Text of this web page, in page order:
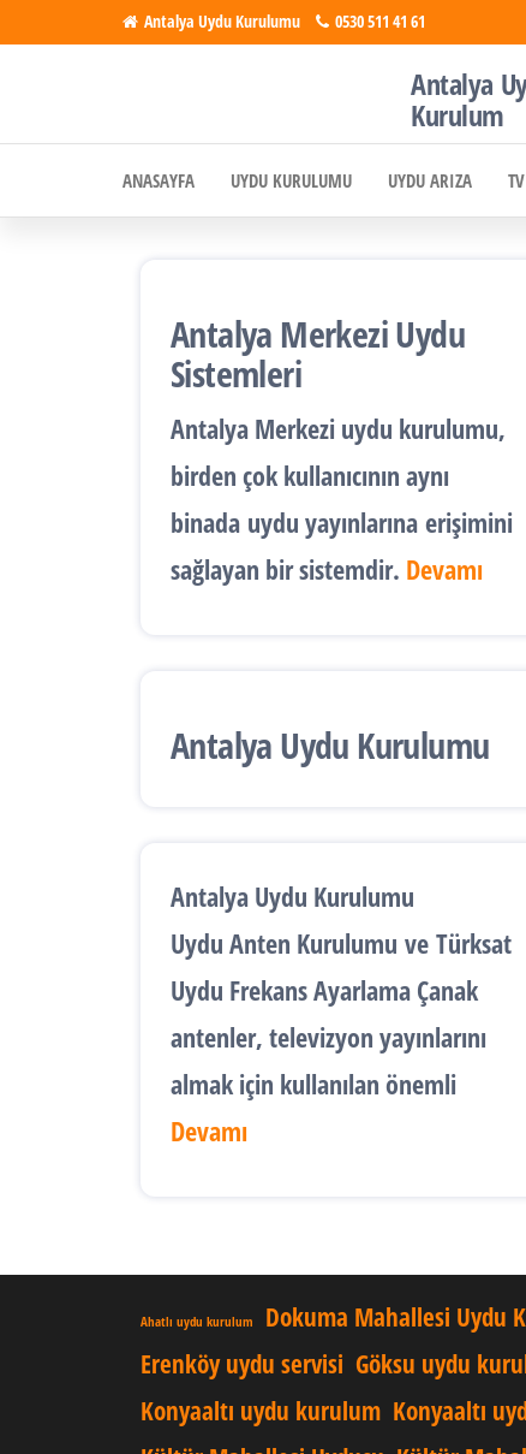
Antalya Uydu Kurulumu 0530 511 41 61
Uydu
Kurulumu
Kurulumu
Antalya
Kurulum
ANASAYFA UYDU KURULUMU UYDU ARIZA
Antalya Merkezi Uydu
Sistemleri
Antalya Merkezi uydu kurulumu,
birden çok kullanıcının aynı
binada uydu yayınlarına erişimini
sağlayan bir sistemdir. Devamı
Antalya Uydu Kurulumu
Antalya Uydu Kurulumu
Uydu Anten Kurulumu ve Türksat
Uydu Frekans Ayarlama Çanak
antenler, televizyon yayınlarını
almak için kullanılan önemli
Devamı
Ahatlı uydu kurulum Dokuma Mahallesi Uydu
Erenköy uydu servisi Göksu uydu
Konyaaltı uydu kurulum Konyaaltı